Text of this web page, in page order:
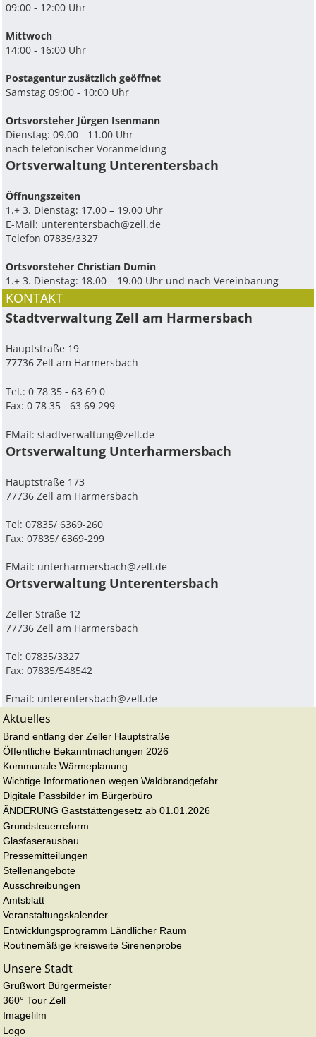
09:00 - 12:00 Uhr
Mittwoch
14:00 - 16:00 Uhr
Postagentur zusätzlich geöffnet
Samstag 09:00 - 10:00 Uhr
Ortsvorsteher Jürgen Isenmann
Dienstag: 09.00 - 11.00 Uhr
nach telefonischer Voranmeldung
Ortsverwaltung Unterentersbach
Ö­ffnungszeiten
1.+ 3. Dienstag: 17.00 – 19.00 Uhr
E-Mail: unterentersbach@zell.de
Telefon 07835/3327
Ortsvorsteher Christian Dumin
1.+ 3. Dienstag: 18.00 – 19.00 Uhr und nach Vereinbarung
KONTAKT
Stadtverwaltung Zell am Harmersbach
Hauptstraße 19
77736 Zell am Harmersbach
Tel.: 0 78 35 - 63 69 0
Fax: 0 78 35 - 63 69 299
EMail:stadtverwaltung@zell.de
Ortsverwaltung Unterharmersbach
Hauptstraße 173
77736 Zell am Harmersbach
Tel: 07835/ 6369-260
Fax: 07835/ 6369-299
EMail: unterharmersbach@zell.de
Ortsverwaltung Unterentersbach
Zeller Straße 12
77736 Zell am Harmersbach
Tel: 07835/3327
Fax: 07835/548542
Email: unterentersbach@zell.de
Aktuelles
Brand entlang der Zeller Hauptstraße
Öffentliche Bekanntmachungen 2026
Kommunale Wärmeplanung
Wichtige Informationen wegen Waldbrandgefahr
Digitale Passbilder im Bürgerbüro
ÄNDERUNG Gaststättengesetz ab 01.01.2026
Grundsteuerreform
Glasfaserausbau
Pressemitteilungen
Stellenangebote
Ausschreibungen
Amtsblatt
Veranstaltungskalender
Entwicklungsprogramm Ländlicher Raum
Routinemäßige kreisweite Sirenenprobe
Unsere Stadt
Grußwort Bürgermeister
360° Tour Zell
Imagefilm
Logo